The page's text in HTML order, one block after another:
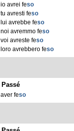
io avrei feso
tu avresti feso
lui avrebbe feso
noi avremmo feso
voi avreste feso
loro avrebbero feso
Passé
aver feso